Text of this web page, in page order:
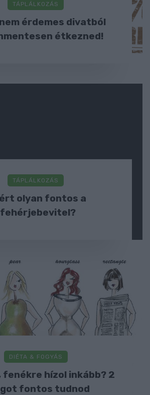
TÁPLÁLKOZÁS
érdemes divatból
étkezned!
TÁPLÁLKOZÁS
olyan fontos a
fehérjebevitel?
DIÉTA & FOGYÁS
fenékre hízol inkább? 2
fontos tudnod